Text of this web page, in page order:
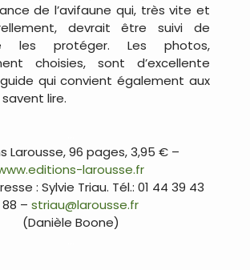
de l’avifaune qui, très vite et
devrait être suivi de
les protéger. Les photos,
choisies, sont d’excellente
qui convient également aux
lire.
Larousse, 96 pages, 3,95 € –
larousse.fr
: Sylvie Triau. Tél.: 01 44 39 43
88 – striau@larousse.fr
(Danièle Boone)